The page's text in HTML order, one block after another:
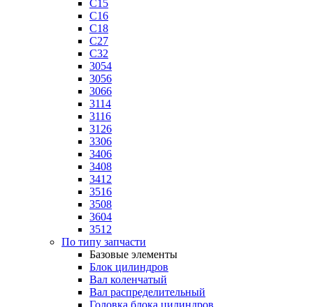
C15
C16
C18
C27
C32
3054
3056
3066
3114
3116
3126
3306
3406
3408
3412
3516
3508
3604
3512
По типу запчасти
Базовые элементы
Блок цилиндров
Вал коленчатый
Вал распределительный
Головка блока цилиндров